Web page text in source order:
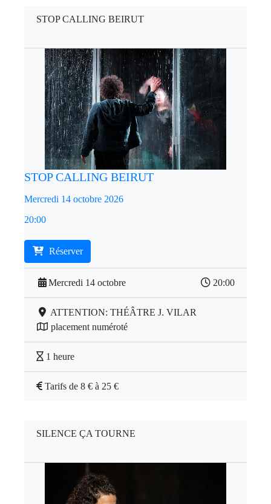
STOP CALLING BEIRUT
STOP CALLING BEIRUT
Mercredi 14 octobre 2026
20:00
Réserver
Mercredi 14 octobre 20:00
ATTENTION: THÉÂTRE J. VILAR
placement numéroté
1 heure
Tarifs de 8 € à 25 €
SILENCE ÇA TOURNE